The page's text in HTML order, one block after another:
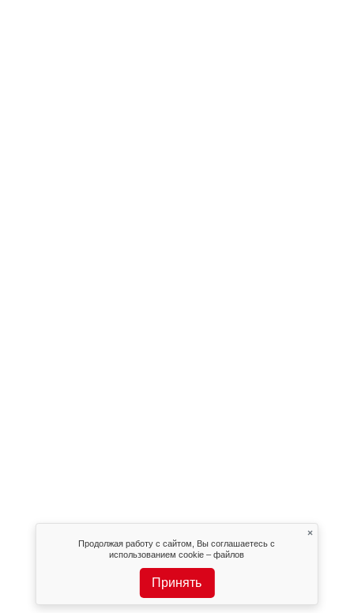
Продолжая работу с сайтом, Вы соглашаетесь с
использованием cookie – файлов
Принять
×